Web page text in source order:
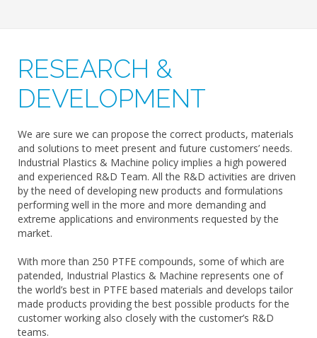
RESEARCH &
DEVELOPMENT
We are sure we can propose the correct products, materials
and solutions to meet present and future customers’ needs.
Industrial Plastics & Machine policy implies a high powered
and experienced R&D Team. All the R&D activities are driven
by the need of developing new products and formulations
performing well in the more and more demanding and
extreme applications and environments requested by the
market.
With more than 250 PTFE compounds, some of which are
patended, Industrial Plastics & Machine represents one of
the world’s best in PTFE based materials and develops tailor
made products providing the best possible products for the
customer working also closely with the customer’s R&D
teams.